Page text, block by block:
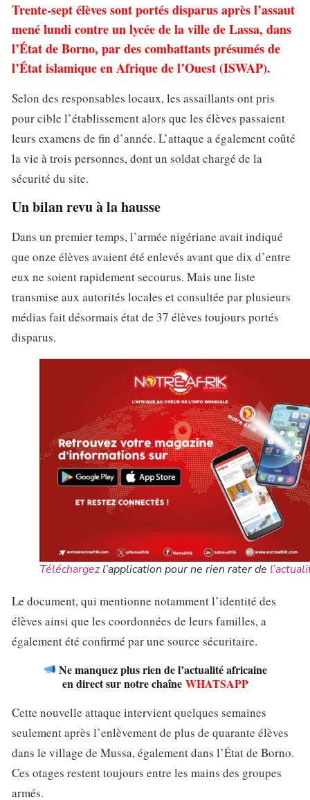
Trente-sept élèves sont portés disparus après l’assaut
mené lundi contre un lycée de la ville de Lassa, dans
l’État de Borno, par des combattants présumés de
l’État islamique en Afrique de l’Ouest (ISWAP).
Selon des responsables locaux, les assaillants ont pris
pour cible l’établissement alors que les élèves passaient
leurs examens de fin d’année. L’attaque a également coûté
la vie à trois personnes, dont un soldat chargé de la
sécurité du site.
Un bilan revu à la hausse
Dans un premier temps, l’armée nigériane avait indiqué
que onze élèves avaient été enlevés avant que dix d’entre
eux ne soient rapidement secourus. Mais une liste
transmise aux autorités locales et consultée par plusieurs
médias fait désormais état de 37 élèves toujours portés
disparus.
Téléchargezl’application pour ne rien rater de
Le document, qui mentionne notamment l’identité des
élèves ainsi que les coordonnées de leurs familles, a
également été confirmé par une source sécuritaire.
Ne manquez plus rien de l’actualité africaine
en direct sur notre chaîne WHATSAPP
Cette nouvelle attaque intervient quelques semaines
seulement après l’enlèvement de plus de quarante élèves
dans le village de Mussa, également dans l’État de Borno.
Ces otages restent toujours entre les mains des groupes
armés.